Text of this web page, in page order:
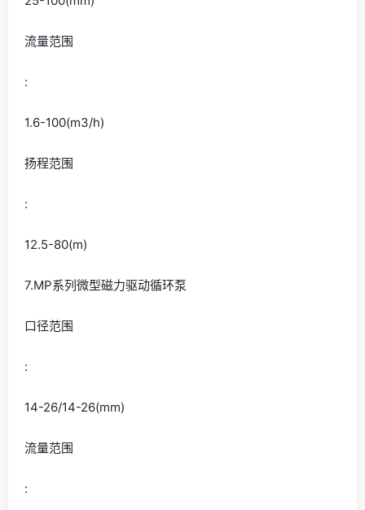
流量范围
:
1.6-100(m3/h)
扬程范围
:
12.5-80(m)
7.MP系列微型磁力驱动循环泵
口径范围
:
14-26/14-26(mm)
流量范围
: